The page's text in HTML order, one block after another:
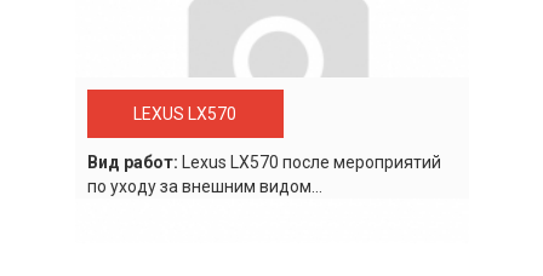
LEXUS LX570
Вид работ: Lexus LХ570 после мероприятий
по уходу за внешним видом...